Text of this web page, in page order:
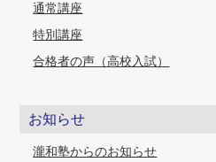
通常講座
特別講座
合格者の声（高校入試）
お知らせ
瀧和塾からのお知らせ